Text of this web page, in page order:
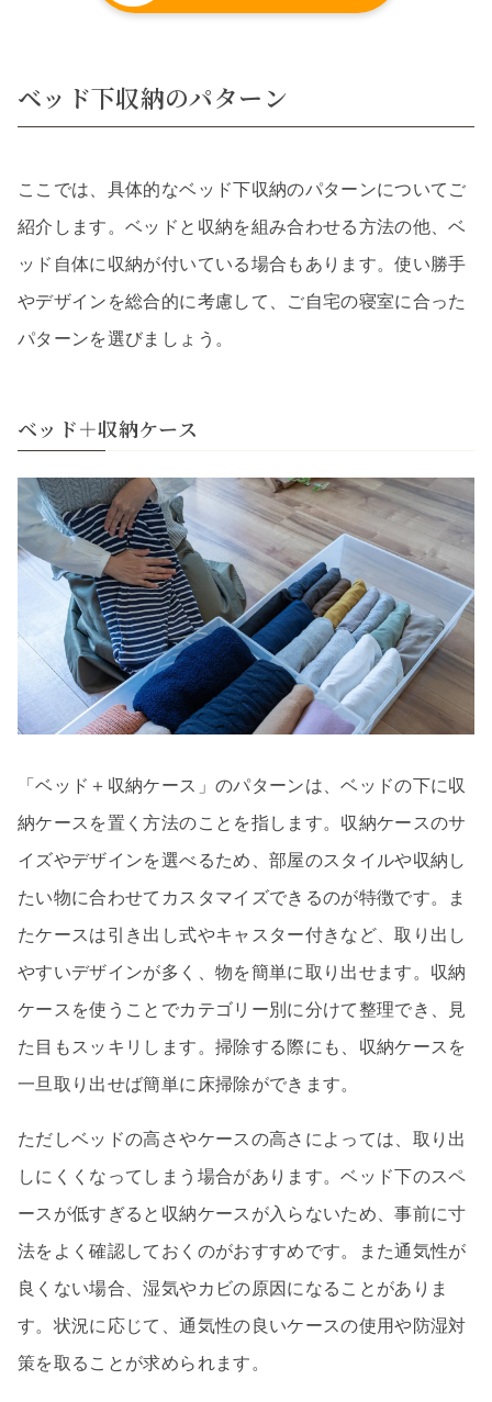
ベッド下収納のパターン
ここでは、具体的なベッド下収納のパターンについてご
紹介します。ベッドと収納を組み合わせる方法の他、ベ
ッド自体に収納が付いている場合もあります。使い勝手
やデザインを総合的に考慮して、ご自宅の寝室に合った
パターンを選びましょう。
ベッド＋収納ケース
「ベッド＋収納ケース」のパターンは、ベッドの下に収
納ケースを置く方法のことを指します。収納ケースのサ
イズやデザインを選べるため、部屋のスタイルや収納し
たい物に合わせてカスタマイズできるのが特徴です。ま
たケースは引き出し式やキャスター付きなど、取り出し
やすいデザインが多く、物を簡単に取り出せます。収納
ケースを使うことでカテゴリー別に分けて整理でき、見
た目もスッキリします。掃除する際にも、収納ケースを
一旦取り出せば簡単に床掃除ができます。
ただしベッドの高さやケースの高さによっては、取り出
しにくくなってしまう場合があります。ベッド下のスペ
ースが低すぎると収納ケースが入らないため、事前に寸
法をよく確認しておくのがおすすめです。また通気性が
良くない場合、湿気やカビの原因になることがありま
す。状況に応じて、通気性の良いケースの使用や防湿対
策を取ることが求められます。